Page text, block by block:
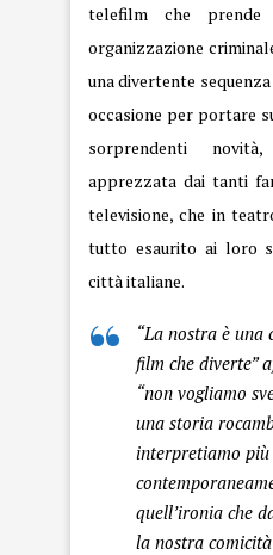
telefilm che
organizzazione
una divertente
occasione per portare
sorprendenti
apprezzata dai tanti
televisione, che in
tutto esaurito ai loro
città italiane.
“La nostra è una
film che diverte”
“non vogliamo
una storia
interpretiamo più
quell’ironia che
la nostra